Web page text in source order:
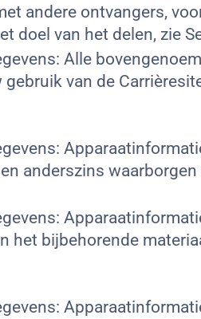
andere ontvangers,
doel van het delen, zie
Alle
van de
anderszins
het bijbehorende